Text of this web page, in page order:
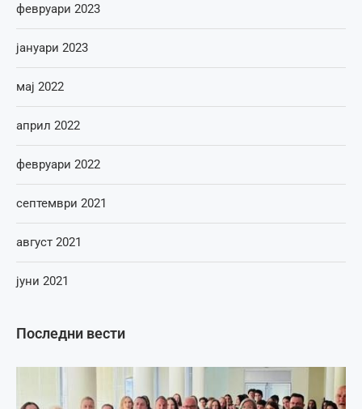
Последни вести
февруари 2023
јануари 2023
мај 2022
април 2022
февруари 2022
септември 2021
август 2021
јуни 2021